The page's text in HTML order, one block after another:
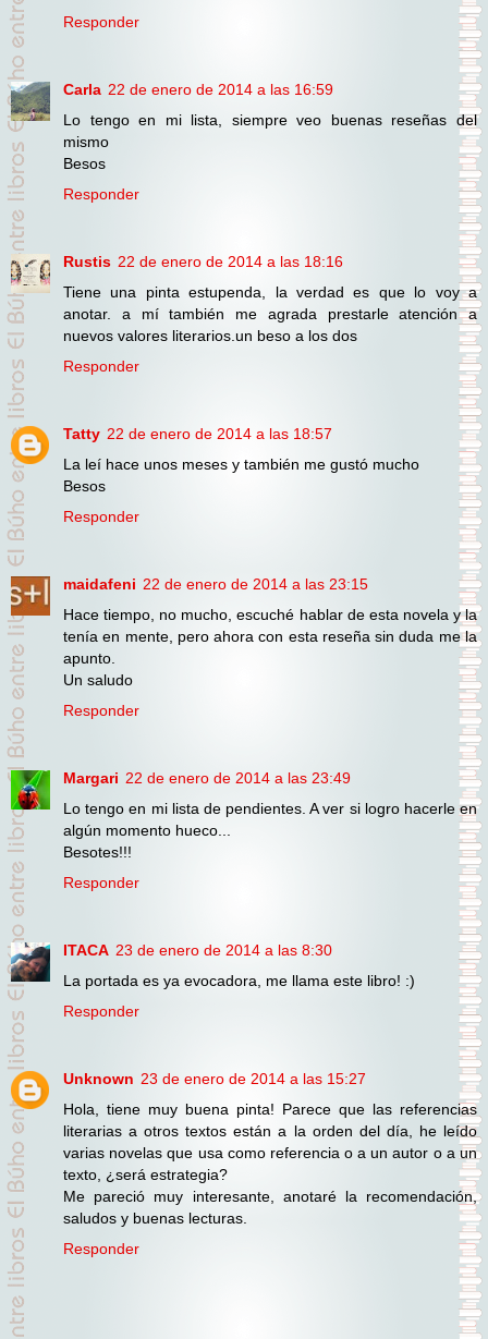
Responder
Carla 22 de enero de 2014 a las 16:59
Lo tengo en mi lista, siempre veo buenas reseñas del
mismo
Besos
Responder
Rustis 22 de enero de 2014 a las 18:16
Tiene una pinta estupenda, la verdad es que lo voy a
anotar. a mí también me agrada prestarle atención a
nuevos valores literarios.un beso a los dos
Responder
Tatty 22 de enero de 2014 a las 18:57
La leí hace unos meses y también me gustó mucho
Besos
Responder
maidafeni 22 de enero de 2014 a las 23:15
Hace tiempo, no mucho, escuché hablar de esta novela y la
tenía en mente, pero ahora con esta reseña sin duda me la
apunto.
Un saludo
Responder
Margari 22 de enero de 2014 a las 23:49
Lo tengo en mi lista de pendientes. A ver si logro hacerle en
algún momento hueco...
Besotes!!!
Responder
ITACA 23 de enero de 2014 a las 8:30
La portada es ya evocadora, me llama este libro! :)
Responder
Unknown 23 de enero de 2014 a las 15:27
Hola, tiene muy buena pinta! Parece que las referencias
literarias a otros textos están a la orden del día, he leído
varias novelas que usa como referencia o a un autor o a un
texto, ¿será estrategia?
Me pareció muy interesante, anotaré la recomendación,
saludos y buenas lecturas.
Responder